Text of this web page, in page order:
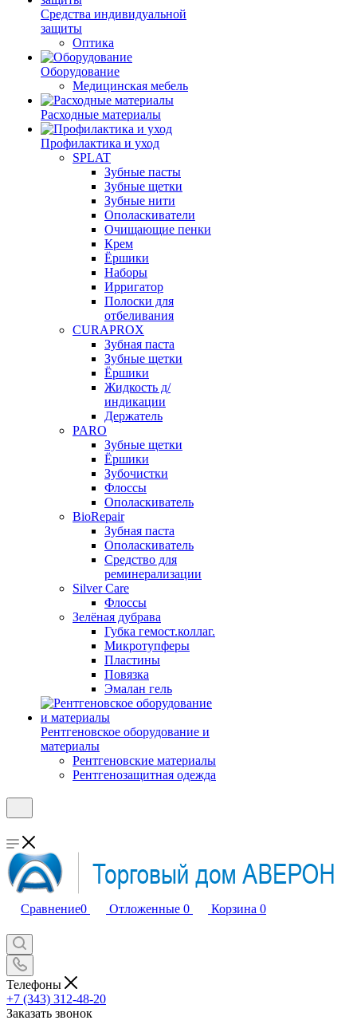
Средства индивидуальной
защиты
Оптика
Оборудование
Медицинская мебель
Расходные материалы
Профилактика и уход
SPLAT
Зубные пасты
Зубные щетки
Зубные нити
Ополаскиватели
Очищающие пенки
Крем
Ёршики
Наборы
Ирригатор
Полоски для
отбеливания
CURAPROX
Зубная паста
Зубные щетки
Ёршики
Жидкость д/
индикации
Держатель
PARO
Зубные щетки
Ёршики
Зубочистки
Флоссы
Ополаскиватель
BioRepair
Зубная паста
Ополаскиватель
Средство для
реминерализации
Silver Care
Флоссы
Зелёная дубрава
Губка гемост.коллаг.
Микротупферы
Пластины
Повязка
Эмалан гель
Рентгеновское оборудование и
материалы
Рентгеновские материалы
Рентгенозащитная одежда
Сравнение0 Отложенные 0 Корзина 0
Телефоны
+7 (343) 312-48-20
Заказать звонок